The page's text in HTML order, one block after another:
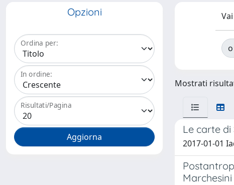
Opzioni
Ordina per:
In ordine:
Risultati/Pagina
Mostrati
Le carte
2017-01-01